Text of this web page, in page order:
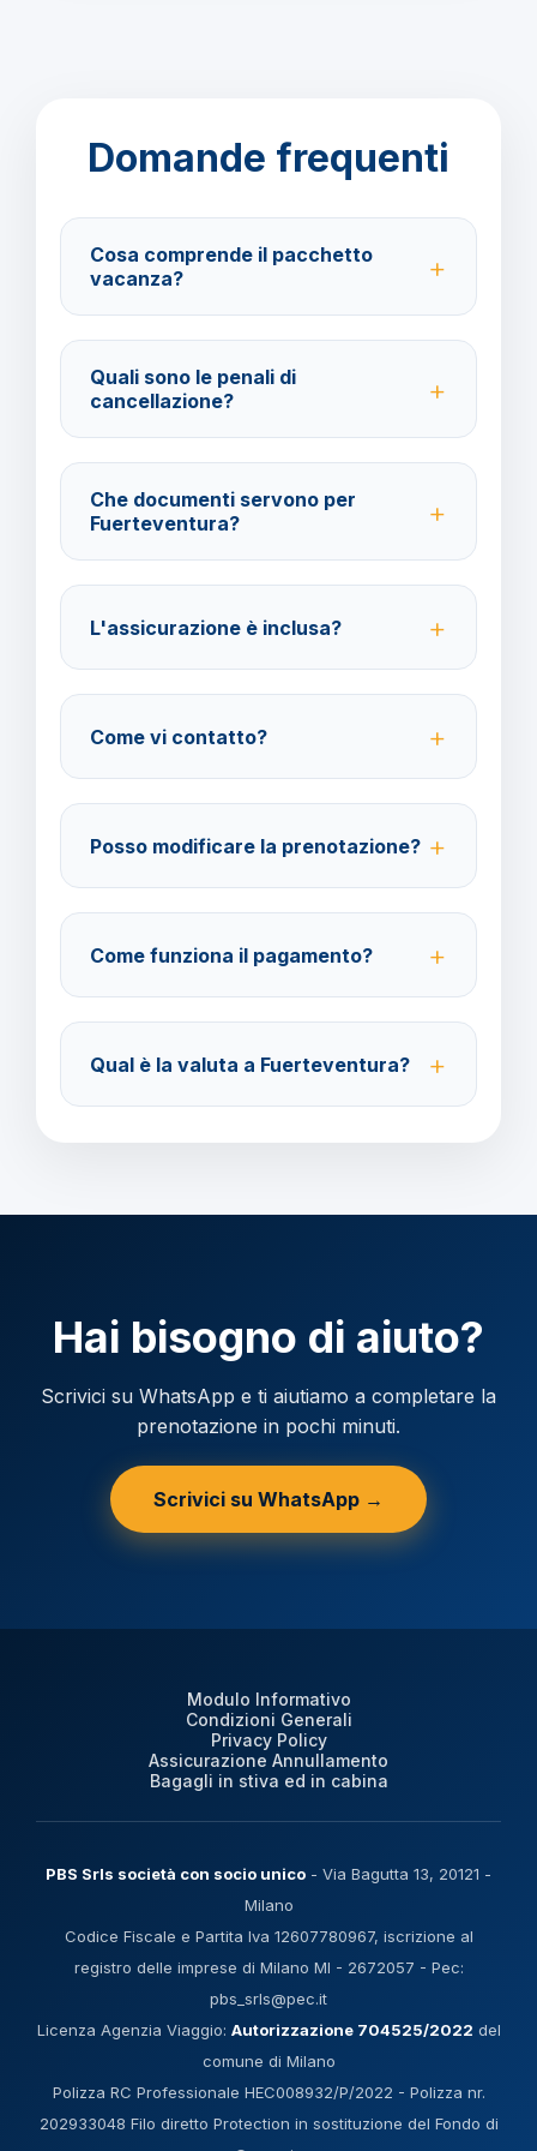
Domande frequenti
Cosa comprende il pacchetto
vacanza?
trasferimenti, soggiorno con trattamento Solo
Pernottamento e assistenza BarbaViaggi.
Quali sono le penali di
cancellazione?
29 giorni in poi. Con assicurazione facoltativa è
possibile ottenere il rimborso del 100%.
Che documenti servono per
Fuerteventura?
per la destinazione scelta.
L'assicurazione è inclusa?
consigliate per coprire spese mediche e
cancellazione viaggio.
Come vi contatto?
amministrazione@barbaviaggi.it, o tramite il sito
barbaviaggi.it.
Posso modificare la prenotazione?
prima della partenza con un costo di 70 euro a
modifica.
Come funziona il pagamento?
Acconto del 40% alla prenotazione, saldo 30 giorni
prima della partenza.
Qual è la valuta a Fuerteventura?
Hai bisogno di aiuto?
Scrivici su WhatsApp e ti aiutiamo a completare la
prenotazione in pochi minuti.
Scrivici su WhatsApp →
Modulo Informativo
Condizioni Generali
Privacy Policy
Assicurazione Annullamento
Bagagli in stiva ed in cabina
PBS Srls società con socio unico - Via Bagutta 13, 20121 -
Milano
Codice Fiscale e Partita Iva 12607780967, iscrizione al
registro delle imprese di Milano MI - 2672057 - Pec:
pbs_srls@pec.it
Licenza Agenzia Viaggio: Autorizzazione 704525/2022 del
comune di Milano
Polizza RC Professionale HEC008932/P/2022 - Polizza nr.
202933048 Filo diretto Protection in sostituzione del Fondo di